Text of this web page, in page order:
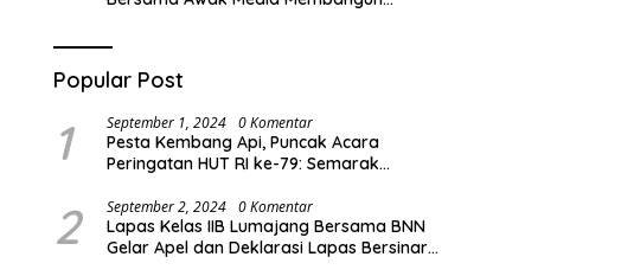
Popular Post
1 September 1, 2024 0 Komentar
Pesta Kembang Api, Puncak Acara
Peringatan HUT RI ke-79: Semarak
2 September 2, 2024 0 Komentar
Lapas Kelas IIB Lumajang Bersama BNN
Gelar Apel dan Deklarasi Lapas Bersinar